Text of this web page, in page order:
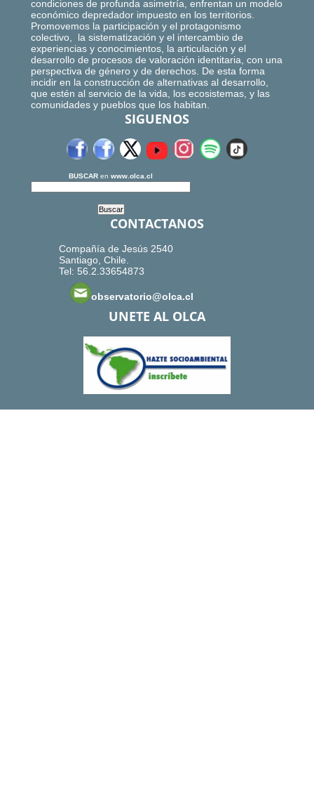
condiciones de profunda asimetría, enfrentan un modelo
económico depredador impuesto en los territorios.
Promovemos la participación y el protagonismo
colectivo, la sistematización y el intercambio de
experiencias y conocimientos, la articulación y el
desarrollo de procesos de valoración identitaria, con una
perspectiva de género y de derechos. De esta forma
incidir en la construcción de alternativas al desarrollo,
que estén al servicio de la vida, los ecosistemas, y las
comunidades y pueblos que los habitan.
SIGUENOS
BUSCAR en www.olca.cl
CONTACTANOS
Compañía de Jesús 2540
Santiago, Chile.
Tel: 56.2.33654873
observatorio@olca.cl
UNETE AL OLCA